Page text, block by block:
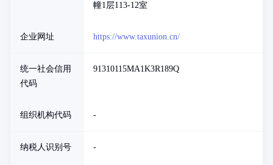
幢1层113-12室
企业网址 https://www.taxunion.cn/
统一社会信用
代码
91310115MA1K3R189Q
组织机构代码 -
纳税人识别号 -